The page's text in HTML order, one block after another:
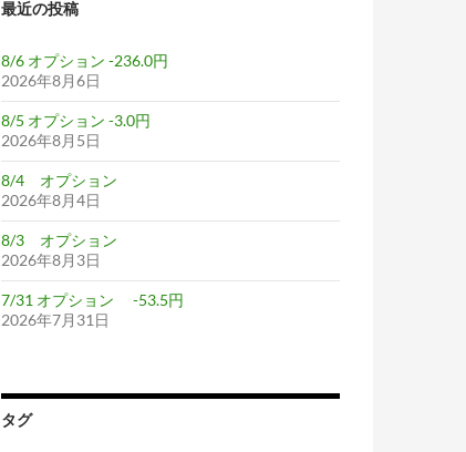
最近の投稿
8/6 オプション -236.0円
2026年8月6日
8/5 オプション -3.0円
2026年8月5日
8/4 オプション
2026年8月4日
8/3 オプション
2026年8月3日
7/31 オプション -53.5円
2026年7月31日
タグ